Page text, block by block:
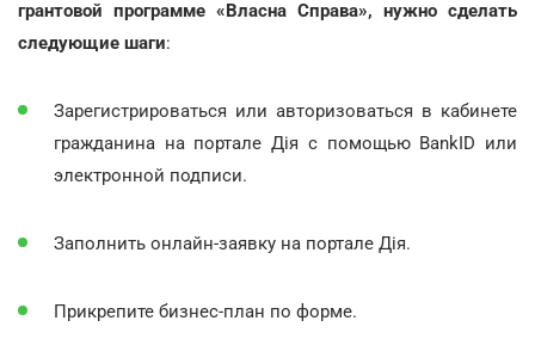
грантовой программе «Власна Справа», нужно сделать
следующие шаги:
Зарегистрироваться или авторизоваться в кабинете
гражданина на портале Дія с помощью BankID или
электронной подписи.
Заполнить онлайн-заявку на портале Дія.
Прикрепите бизнес-план по форме.